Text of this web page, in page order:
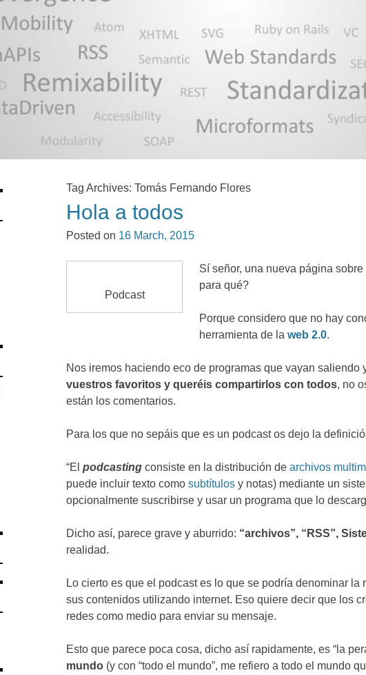
Tag Archives:Tomás Fernando Flores
Hola a todos
Posted on 16 March, 2015
Podcast
Sí señor, una nueva página sobre
para qué?
Porque considero que no hay
herramienta de la web 2.0.
Nos iremos haciendo eco de programas que vayan saliendo
vuestros favoritos y queréis compartirlos con todos, no
están los comentarios.
Para los que no sepáis que es un podcast os dejo la
“El podcasting consiste en la distribución de archivos
puede incluir texto como subtítulos y notas) mediante un
opcionalmente suscribirse y usar un programa que lo
Dicho así, parece grave y aburrido: “archivos”, “ RSS”,
realidad.
Lo cierto es que el podcast es lo que se podría denominar la
sus contenidos utilizando internet. Eso quiere decir que los
redes como medio para enviar su mensaje.
Esto que parece poca cosa,dicho así rapidamente,es “ la
mundo (y con “todo el mundo”, me refiero a todo el mundo